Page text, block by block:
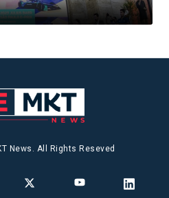
News. All Rights Reseved